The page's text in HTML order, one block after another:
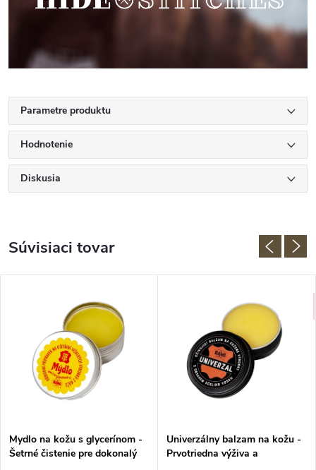
Parametre produktu
Hodnotenie
Diskusia
Súvisiaci tovar
Mydlo na kožu s glycerínom -
Šetrné čistenie pre dokonalý
Univerzálny balzam na kožu -
Prvotriedna výživa a